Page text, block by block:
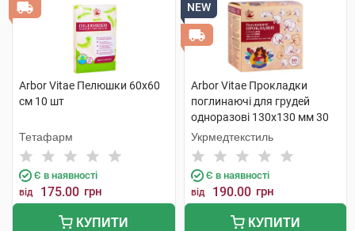
Arbor Vitae Пелюшки 60х60
см 10 шт
Тетафарм
Є в наявності
від 175.00 грн
КУПИТИ
NEW
Arbor Vitae Прокладки
поглинаючі для грудей
одноразові 130х130 мм 30
шт
Укрмедтекстиль
Є в наявності
від 190.00 грн
КУПИТИ